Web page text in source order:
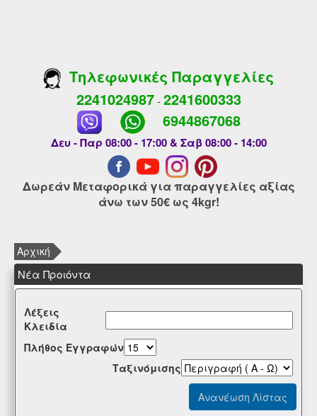
Τηλεφωνικές Παραγγελίες
2241024987- 2241600333
6944867068
Δευ - Παρ 08:00 - 17:00 & Σαβ 08:00 - 14:00
Δωρεάν Μεταφορικά για παραγγελίες αξίας
άνω των 50€ ως 4kgr!
Αρχική
Νέα Προιόντα
Λέξεις
Κλειδία
Πλήθος Εγγραφών
Tαξινόμισης